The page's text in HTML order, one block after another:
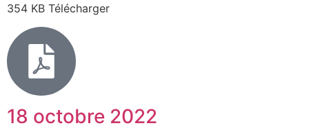
354 KB Télécharger
18 octobre 2022